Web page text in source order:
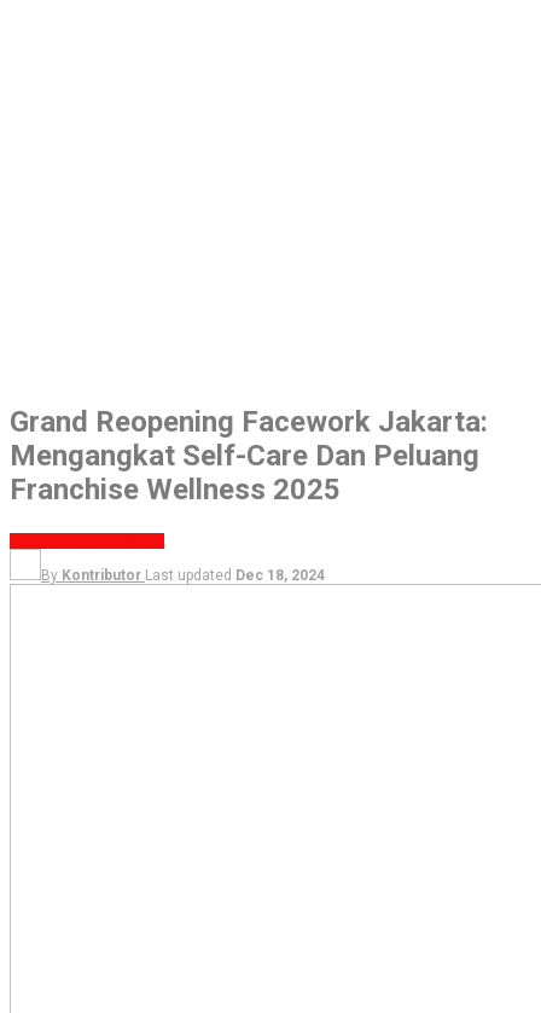
Grand Reopening Facework Jakarta:
Mengangkat Self-Care Dan Peluang
Franchise Wellness 2025
SELEB UPDATE
By Kontributor Last updated Dec 18, 2024